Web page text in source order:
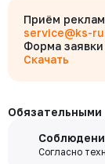
Для
Оплата
платежном
счет через 1-3
Оплатите заказ в
этом случае
Сервис", а в
ПЭК
Приём
service@ks-
Форма
Скачать
Обязательными
Согласно